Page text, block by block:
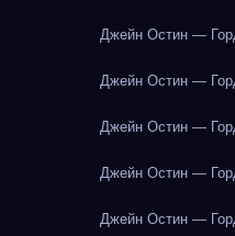
Джейн Остин —
Джейн Остин —
Джейн Остин —
Джейн Остин —
Джейн Остин —